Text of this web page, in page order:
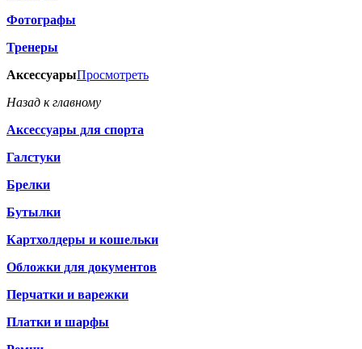
Фотографы
Тренеры
АксессуарыПросмотреть
Назад к главному
Аксессуары для спорта
Галстуки
Брелки
Бутылки
Картхолдеры и кошельки
Обложки для документов
Перчатки и варежки
Платки и шарфы